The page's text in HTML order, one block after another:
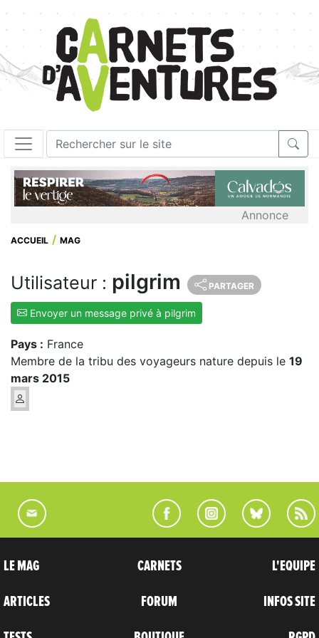
Annonce
ACCUEIL MAG
Utilisateur : pilgrim PARTAGER
Envoyer un message privé à pilgrim
Pays : France
Membre de la tribu des voyageurs nature depuis le 19
mars 2015
LE MAG
ARTICLES
CARNETS
FORUM
L'EQUIPE
INFOS SITE